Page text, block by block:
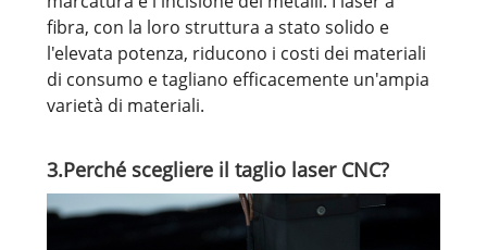
fibra, con la loro struttura a stato solido e
l'elevata potenza, riducono i costi dei materiali
di consumo e tagliano efficacemente un'ampia
varietà di materiali.
3.Perché scegliere il taglio laser CNC?